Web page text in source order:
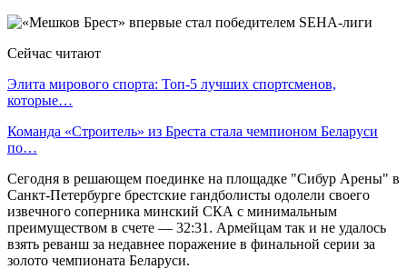
Сейчас читают
Элита мирового спорта: Топ-5 лучших спортсменов,
которые…
Команда «Строитель» из Бреста стала чемпионом Беларуси
по…
Сегодня в решающем поединке на площадке "Сибур Арены" в
Санкт-Петербурге брестские гандболисты одолели своего
извечного соперника минский СКА с минимальным
преимуществом в счете — 32:31. Армейцам так и не удалось
взять реванш за недавнее поражение в финальной серии за
золото чемпионата Беларуси.